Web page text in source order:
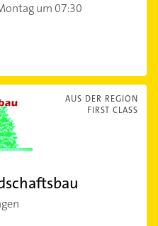
um 07:30
AUS DER REGION
FIRST CLASS